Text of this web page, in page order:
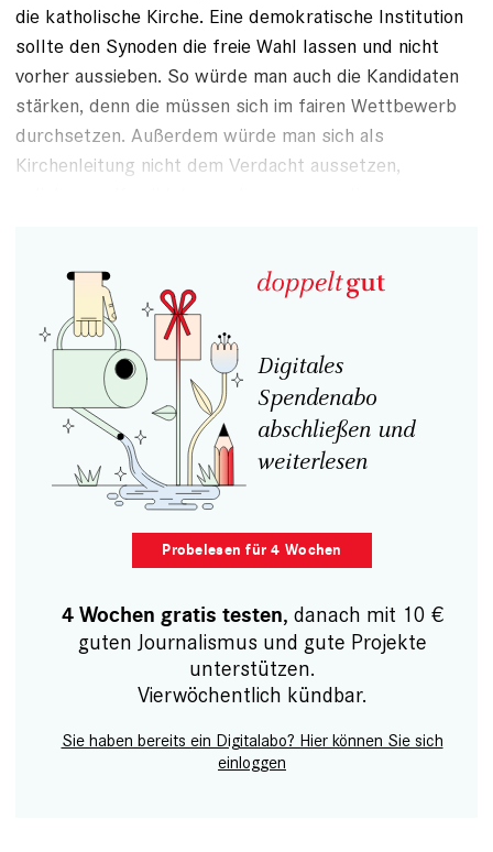
die katholische Kirche. Eine demokratische Institution
sollte den Synoden die freie Wahl lassen und nicht
vorher aussieben. So würde man auch die Kandidaten
stärken, denn die müssen sich im fairen Wettbewerb
durchsetzen. Außerdem würde man sich als
Kirchenleitung nicht dem Verdacht aussetzen,
Digitales
Spendenabo
abschließen und
weiterlesen
Probelesen für 4 Wochen
4 Wochen gratis testen, danach mit 10 €
guten Journalismus und gute Projekte
unterstützen.
Vierwöchentlich kündbar.
Sie haben bereits ein Digitalabo? Hier können Sie sich
einloggen